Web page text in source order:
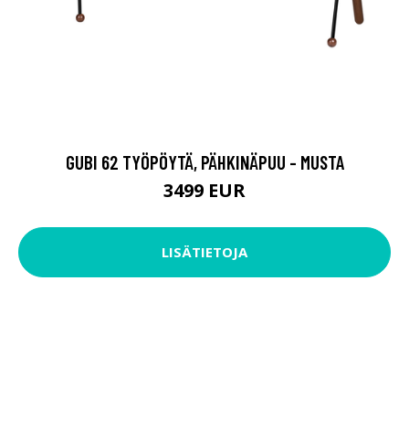
GUBI 62 TYÖPÖYTÄ, PÄHKINÄPUU - MUSTA
3499 EUR
LISÄTIETOJA